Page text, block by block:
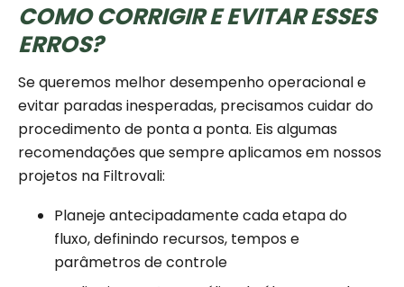
COMO CORRIGIR E EVITAR ESSES
ERROS?
Se queremos melhor desempenho operacional e
evitar paradas inesperadas, precisamos cuidar do
procedimento de ponta a ponta. Eis algumas
recomendações que sempre aplicamos em nossos
projetos na Filtrovali:
Planeje antecipadamente cada etapa do
fluxo, definindo recursos, tempos e
parâmetros de controle